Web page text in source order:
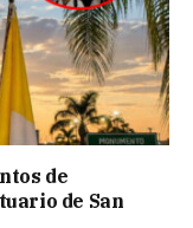
de
de San